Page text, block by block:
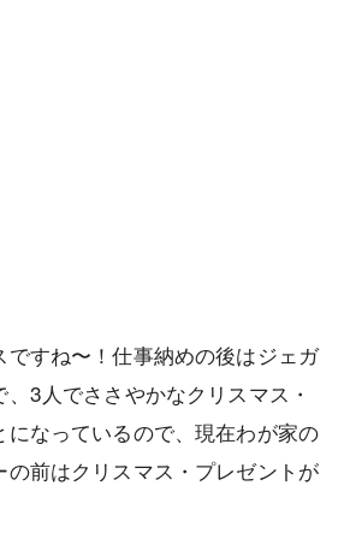
すね〜！仕事納めの後はジェガ
3人でささやかなクリスマス・
なっているので、現在わが家の
の前はクリスマス・プレゼントが